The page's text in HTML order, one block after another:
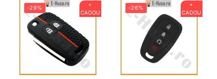
+
CADOU
-29%
+
CADOU
-26%